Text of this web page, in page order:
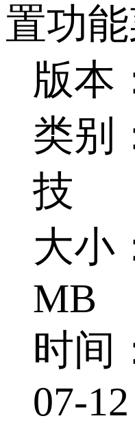
置功
版本
类别
技
大小
MB
时间
07-12